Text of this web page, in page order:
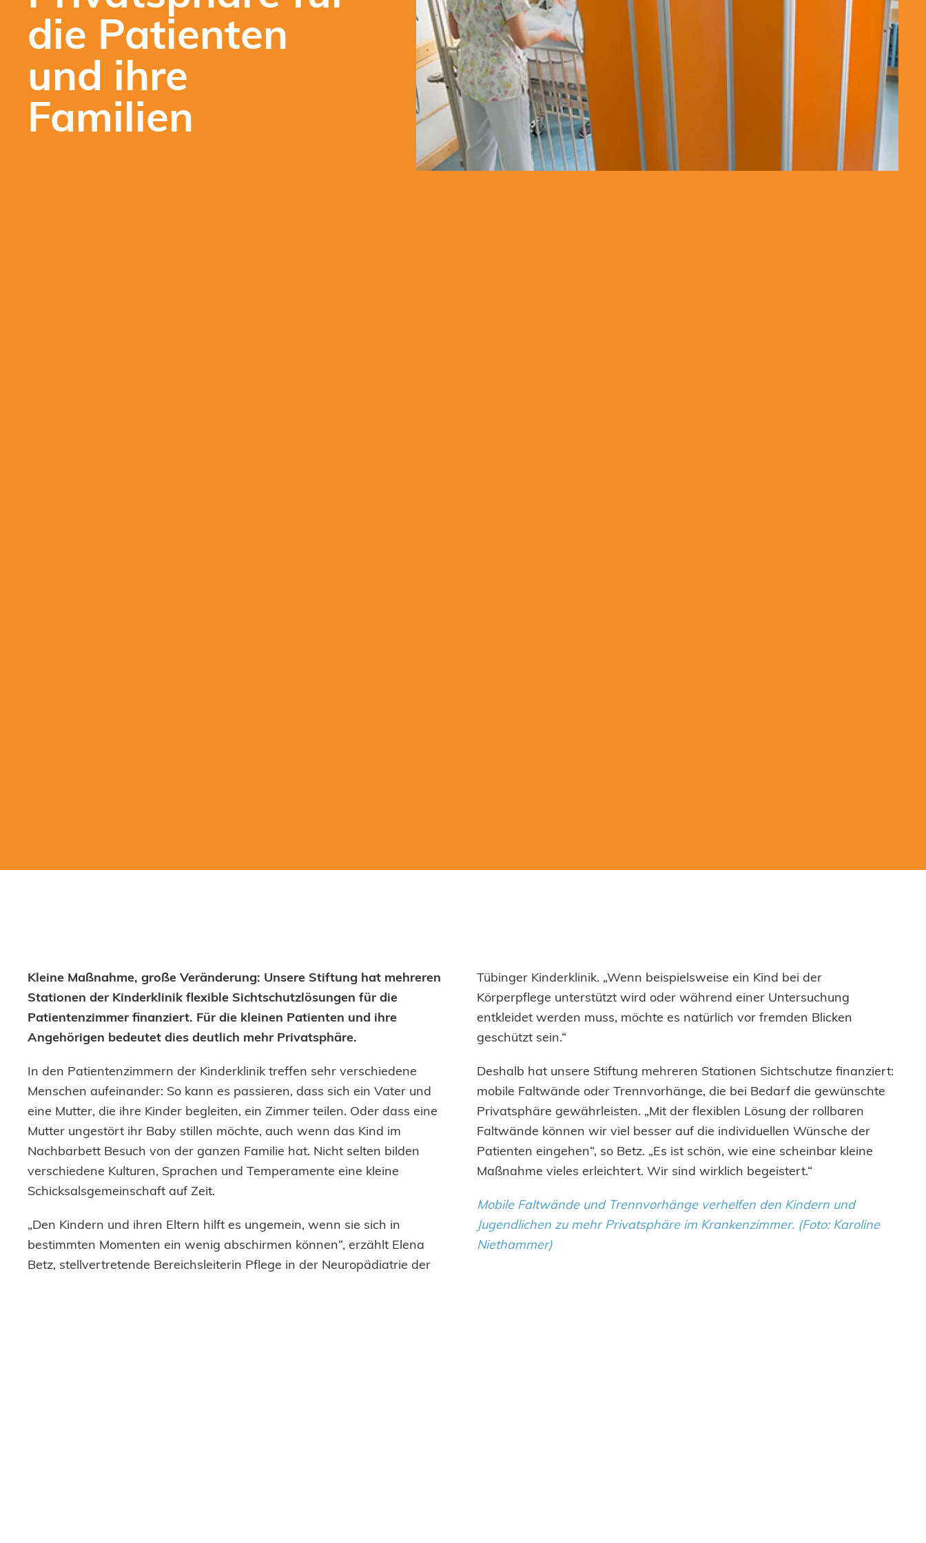
die Patienten
und ihre
Familien
Kleine Maßnahme, große Veränderung: Unsere Stiftung hat mehreren
Stationen der Kinderklinik flexible Sichtschutzlösungen für die
Patientenzimmer finanziert. Für die kleinen Patienten und ihre
Angehörigen bedeutet dies deutlich mehr Privatsphäre.
In den Patientenzimmern der Kinderklinik treffen sehr verschiedene
Menschen aufeinander: So kann es passieren, dass sich ein Vater und
eine Mutter, die ihre Kinder begleiten, ein Zimmer teilen. Oder dass eine
Mutter ungestört ihr Baby stillen möchte, auch wenn das Kind im
Nachbarbett Besuch von der ganzen Familie hat. Nicht selten bilden
verschiedene Kulturen, Sprachen und Temperamente eine kleine
Schicksalsgemeinschaft auf Zeit.
„Den Kindern und ihren Eltern hilft es ungemein, wenn sie sich in
bestimmten Momenten ein wenig abschirmen können“, erzählt Elena
Betz, stellvertretende Bereichsleiterin Pflege in der Neuropädiatrie der
Tübinger Kinderklinik. „Wenn beispielsweise ein Kind bei der
Körperpflege unterstützt wird oder während einer Untersuchung
entkleidet werden muss, möchte es natürlich vor fremden Blicken
geschützt sein.“
Deshalb hat unsere Stiftung mehreren Stationen Sichtschutze finanziert:
mobile Faltwände oder Trennvorhänge, die bei Bedarf die gewünschte
Privatsphäre gewährleisten. „Mit der flexiblen Lösung der rollbaren
Faltwände können wir viel besser auf die individuellen Wünsche der
Patienten eingehen“, so Betz. „Es ist schön, wie eine scheinbar kleine
Maßnahme vieles erleichtert. Wir sind wirklich begeistert.“
Mobile Faltwände und Trennvorhänge verhelfen den Kindern und
Jugendlichen zu mehr Privatsphäre im Krankenzimmer. (Foto: Karoline
Niethammer)